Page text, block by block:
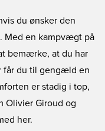
du ønsker den
Med en kampvægt på
bemærke, at du har
får du til gengæld en
er stadig i top,
Olivier Giroud og
her.